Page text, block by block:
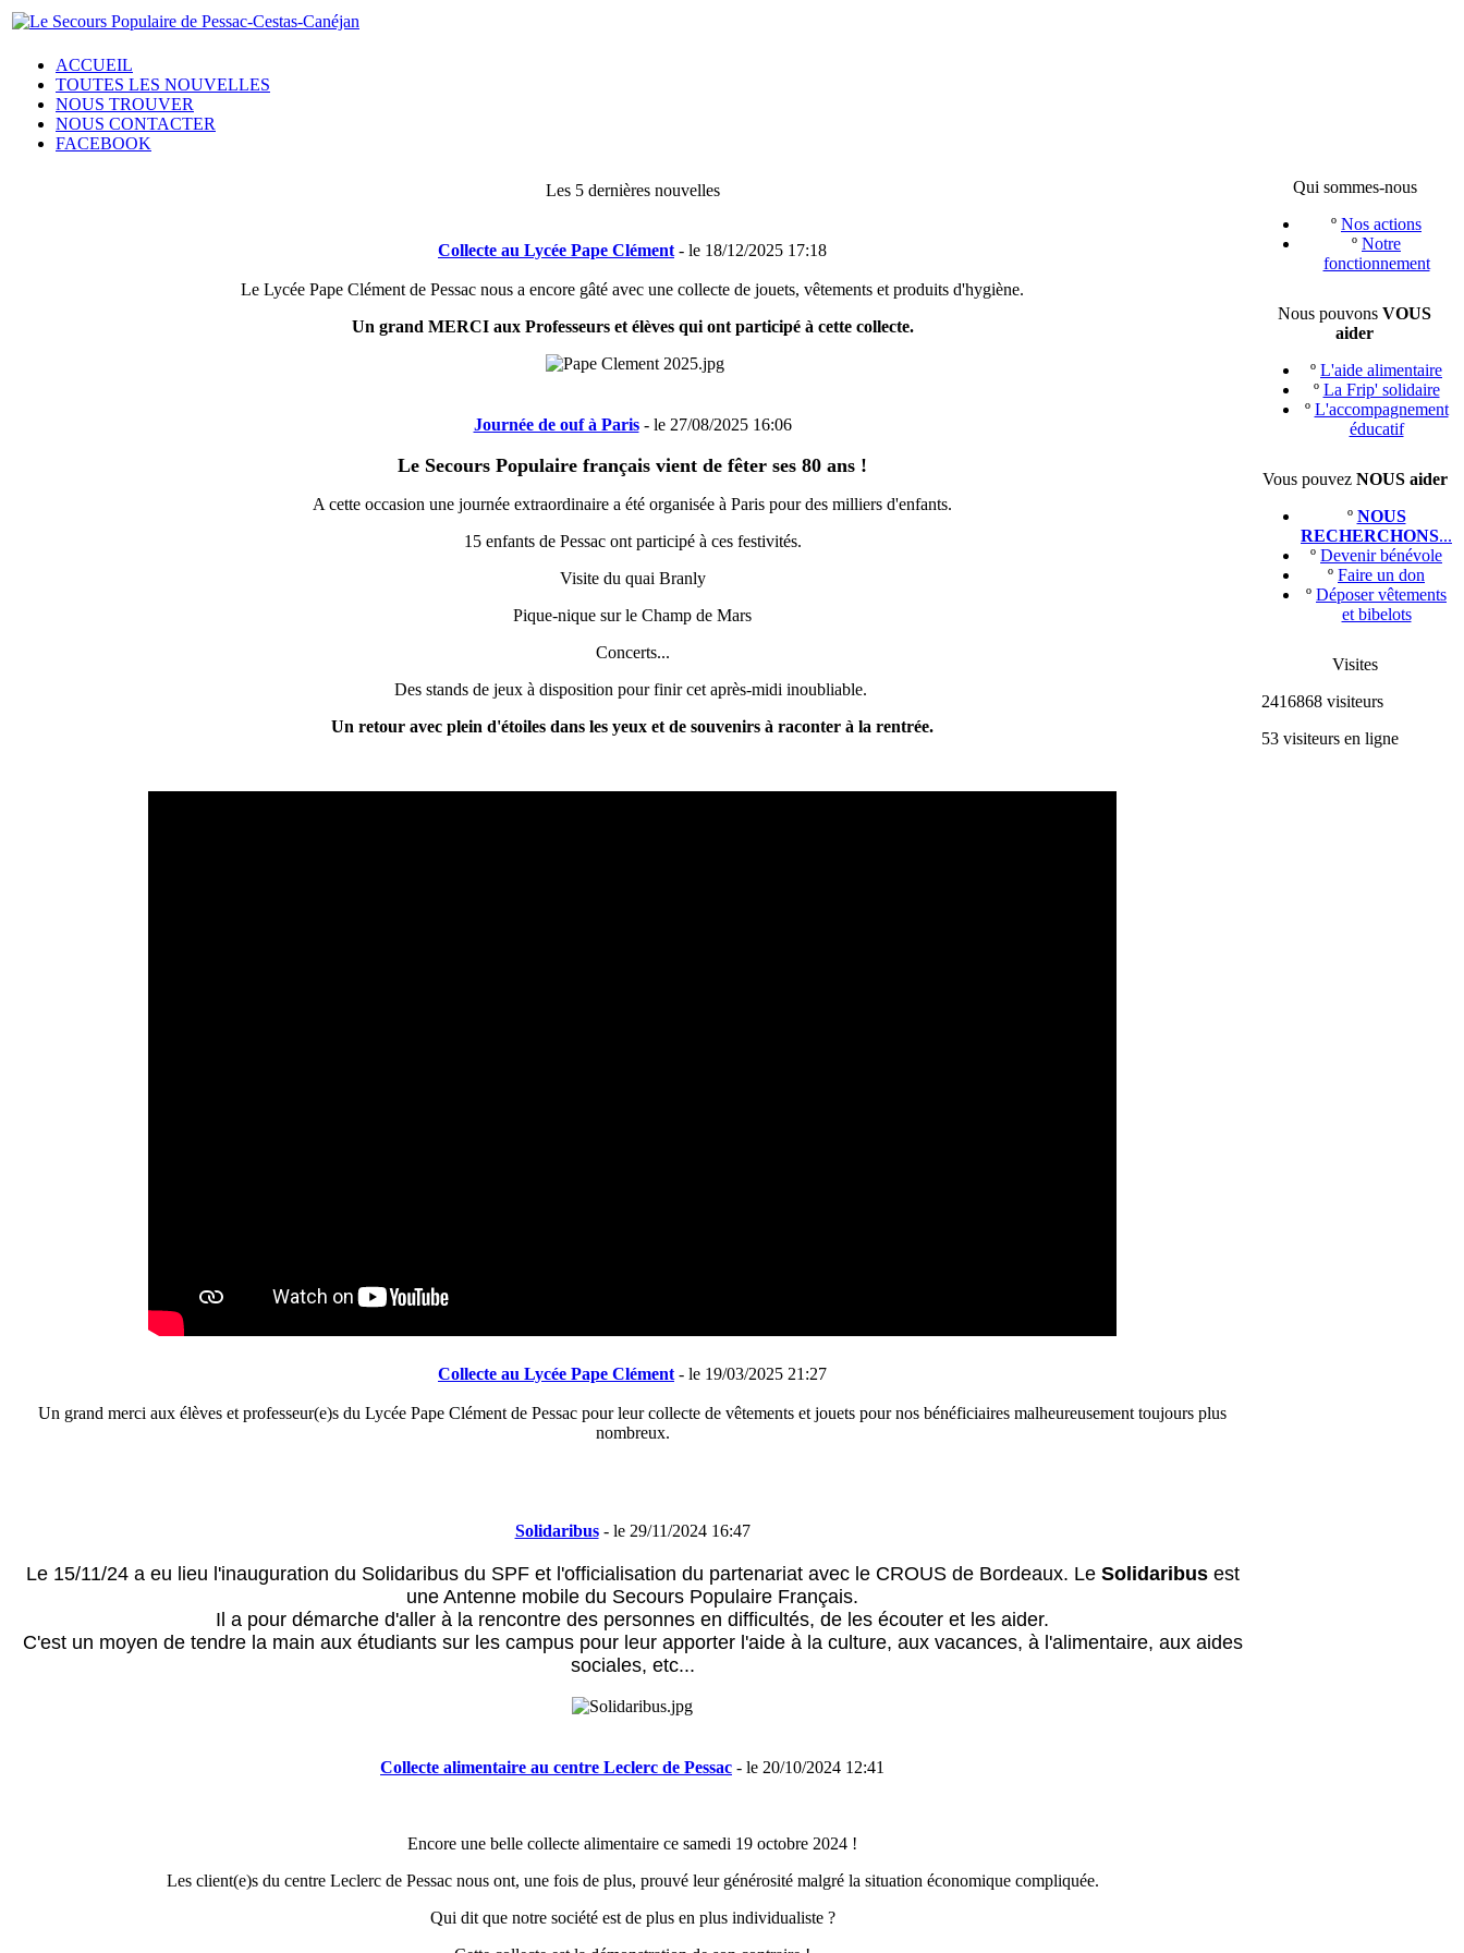
ACCUEIL
TOUTES LES NOUVELLES
NOUS TROUVER
NOUS CONTACTER
FACEBOOK
Les 5 dernières nouvelles
Collecte au Lycée Pape Clément - le 18/12/2025 17:18
Le Lycée Pape Clément de Pessac nous a encore gâté avec une collecte de jouets, vêtements et produits d'hygiène.
Un grand MERCI aux Professeurs et élèves qui ont participé à cette collecte.
Journée de ouf à Paris- le 27/08/2025 16:06
Le Secours Populaire français vient de fêter ses 80 ans !
A cette occasion une journée extraordinaire a été organisée à Paris pour des milliers d'enfants.
15 enfants de Pessac ont participé à ces festivités.
Visite du quai Branly
Pique-nique sur le Champ de Mars
Concerts...
Des stands de jeux à disposition pour finir cet après-midi inoubliable.
Un retour avec plein d'étoiles dans les yeux et de souvenirs à raconter à la rentrée.
Collecte au Lycée Pape Clément - le 19/03/2025 21:27
Un grand merci aux élèves et professeur(e)s du Lycée Pape Clément de Pessac pour leur collecte de vêtements et jouets pour nos bénéficiaires malheureusement toujours plus
nombreux.
Solidaribus- le 29/11/2024 16:47
Le 15/11/24 a eu lieu l'inauguration du Solidaribus du SPF et l'officialisation du partenariat avec le CROUS de Bordeaux. Le Solidaribusest
une Antenne mobile du Secours Populaire Français.
Il a pour démarche d'aller à la rencontre des personnes en difficultés, de les écouter et les aider.
C'est un moyen de tendre la main aux étudiants sur les campus pour leur apporter l'aide à la culture, aux vacances, à l'alimentaire, aux aides
sociales, etc...
Collecte alimentaire au centre Leclerc de Pessac - le 20/10/2024 12:41
Encore une belle collecte alimentaire ce samedi 19 octobre 2024 !
Les client(e)s du centre Leclerc de Pessac nous ont, une fois de plus, prouvé leur générosité malgré la situation économique compliquée.
Qui dit que notre société est de plus en plus individualiste ?
Qui sommes-nous
º Nos actions
º Notre
fonctionnement
Nous pouvons VOUS
aider
º L'aide alimentaire
º La Frip' solidaire
º L'accompagnement
éducatif
Vous pouvez NOUS aider
º NOUS
RECHERCHONS...
º Devenir bénévole
º Faire un don
º Déposer vêtements
et bibelots
Visites
2416868 visiteurs
53 visiteurs en ligne